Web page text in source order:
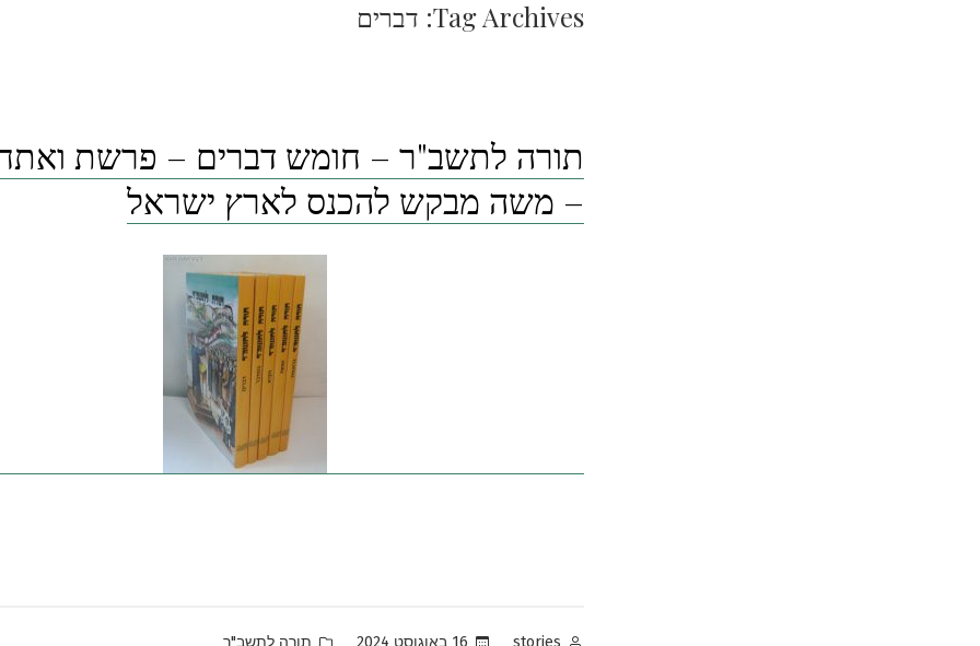
Tag Archives: דברים
תורה לתשב"ר – חומש דברים – פרשת
– משה מבקש להכנס לארץ ישראל
Posted
Posted